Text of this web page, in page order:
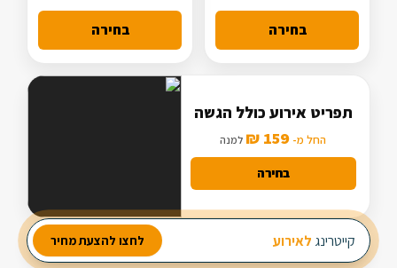
מנה עיקרית בסיסית
בחירה
מנה עיקרית מורחבת
בחירה
מבחר עשיר של סלטים
2 מנות ביניים
תפריט אירוע כולל הגשה
החל מ- 159 ₪ למנה
בחירה
קייטרינג לאירוע חברה לחצו להצעת מחיר